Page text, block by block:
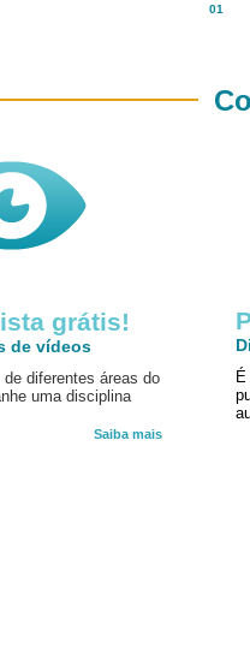
01
grátis!
de vídeos
diferentes áreas do
uma disciplina
Saiba mais